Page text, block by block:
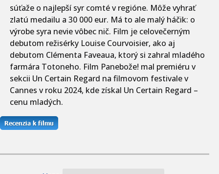
súťaže o najlepší syr comté v regióne. Môže vyhrať
zlatú medailu a 30 000 eur. Má to ale malý háčik: o
výrobe syra nevie vôbec nič. Film je celovečerným
debutom režisérky Louise Courvoisier, ako aj
debutom Clémenta Faveaua, ktorý si zahral mladého
farmára Totoneho. Film Panebože! mal premiéru v
sekcii Un Certain Regard na filmovom festivale v
Cannes v roku 2024, kde získal Un Certain Regard –
cenu mladých.